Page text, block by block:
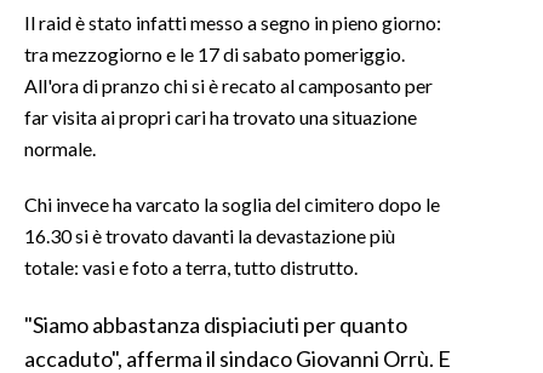
SARDEGNA TURISMO
SARDI NEL MONDO
NOTIZIE
EVENTI
#CARAUNIONE
3 MINUTI CON
INSULARITÀ
Il raid è stato infatti messo a segno in pieno giorno:
tra mezzogiorno e le 17 di sabato pomeriggio.
All'ora di pranzo chi si è recato al camposanto per
far visita ai propri cari ha trovato una situazione
normale.
Chi invece ha varcato la soglia del cimitero dopo le
16.30 si è trovato davanti la devastazione più
totale: vasi e foto a terra, tutto distrutto.
"Siamo abbastanza dispiaciuti per quanto
accaduto", afferma il sindaco Giovanni Orrù. E